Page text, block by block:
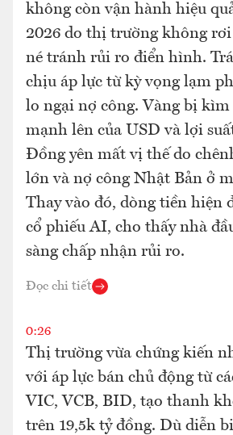
không còn vận hành hiệu
2026 do thị trường không
né tránh rủi ro điển hình.
chịu áp lực từ kỳ vọng lạm
lo ngại nợ công. Vàng bị
mạnh lên của USD và lợi
Đồng yên mất vị thế do
lớn và nợ công Nhật Bản ở
Thay vào đó, dòng tiền hiện
cổ phiếu AI, cho thấy nhà
sàng chấp nhận rủi ro.
Đọc chi tiết
0:26
Thị trường vừa chứng kiến
với áp lực bán chủ động từ
VIC, VCB, BID, tạo thanh
trên 19,5k tỷ đồng. Dù diễn